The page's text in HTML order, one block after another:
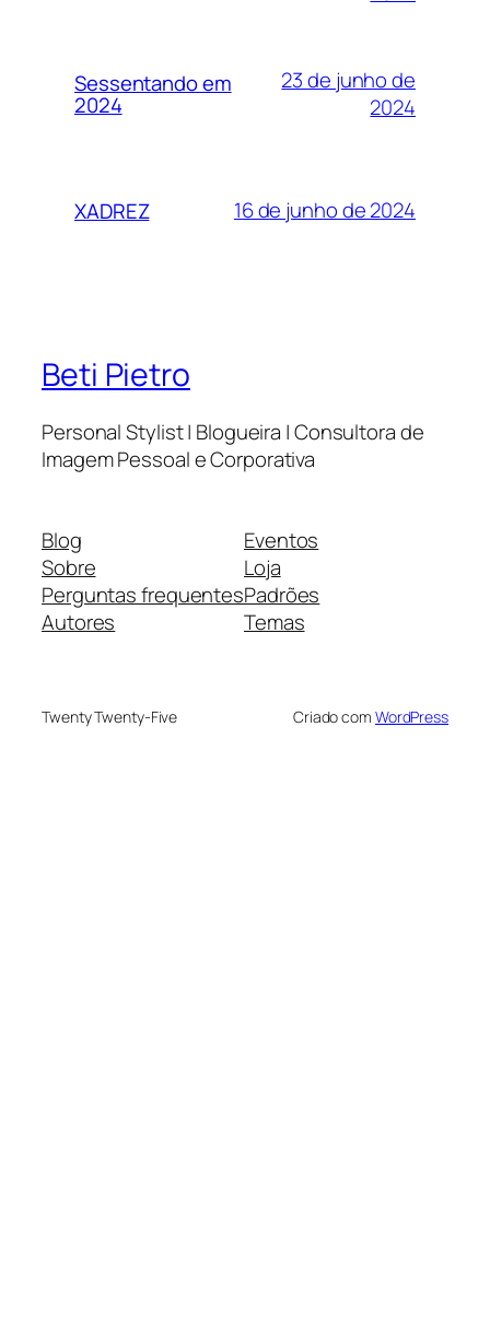
Sessentando em
2024
23 de junho de
2024
XADREZ 16 de junho de 2024
Beti Pietro
Personal Stylist | Blogueira | Consultora de
Imagem Pessoal e Corporativa
Blog
Sobre
Perguntas frequentes
Autores
Eventos
Loja
Padrões
Temas
Twenty Twenty-Five Criado com WordPress